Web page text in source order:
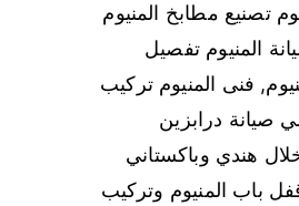
تصنيع مطابخ المنيوم
المنيوم تفصيل
فنى المنيوم تركيب
صيانة درابزين
هندي وباكستاني
باب المنيوم وتركيب